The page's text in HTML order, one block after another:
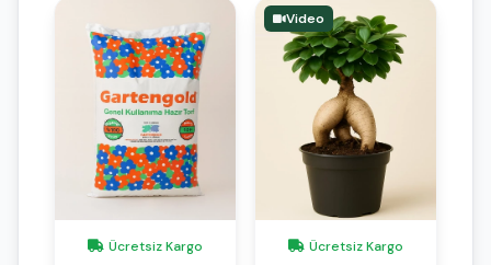
Ücretsiz Kargo
Video
Ücretsiz Kargo